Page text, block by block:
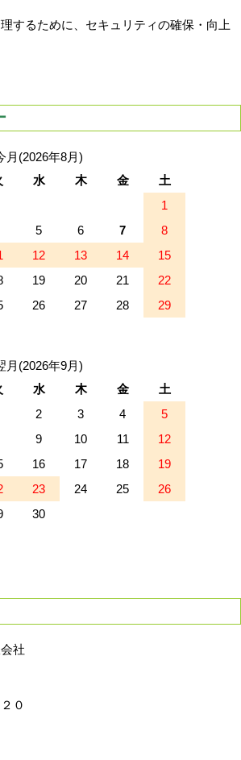
するために、セキュリティの確保・向上
月(2026年8月)
水 木 金
土
1
5 6 7
8
12 13 14
15
19 20 21
22
26 27 28
29
月(2026年9月)
水 木 金
土
2 3 4
5
9 10 11
12
16 17 18
19
23 24 25
26
30
社
０